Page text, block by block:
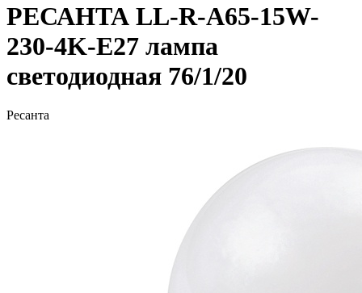
РЕСАНТА LL-R-A65-15W-
230-4K-E27 лампа
светодиодная 76/1/20
Ресанта